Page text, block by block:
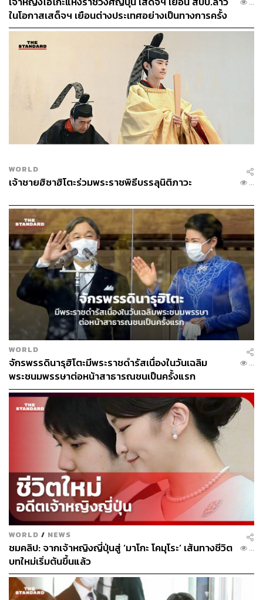
จากการตัดสินพระทัยที่จะเข้าพิธีเสกสมรสของเจ้าหญิงมา
โกะและหนุ่มสามัญชนต่างทำให้ชาวญี่ปุ่นส่วนใหญ่จับจ้อง
และตั้งคำถามกับอนาคตราชวงศ์ของประเทศตนเอง โดย
หลายภาคส่วนแสดงความกังวล เนื่องจากดูเหมือนว่า จำนวน
สมาชิกราชวงศ์ญี่ปุ่นจะลดจำนวนลง
เจ้าหญิงมาโกะจะเป็นสมาชิกราชวงศ์ญี่ปุ่นพระองค์ที่ 8 ที่
ยอมสละฐานันดรของตนเพื่อคนที่พระองค์รักนับตั้งแต่ช่วง
สงครามโลกครั้งที่ 2 เป็นต้นมา ซึ่งก่อนหน้านี้เจ้าหญิงซายา
โกะ พระราชธิดาองค์เล็กของพระจักรพรรดิอากิฮิโตะ
(ปัจจุบันคือ ซายาโกะ คุโรดะ มีศักดิ์เป็นอาของเจ้าหญิงมา
โกะ) ก็เคยยอมสละฐานันดรศักดิ์ของตนเอง เพื่อที่จะเเต่งงา
นกับนายโยชิกิ คุโรดะ หนุ่มสามัญชน สิ่งที่เกิดขึ้นส่งผลกระ
ทบต่อระบบพระจักรพรรดิในดินแดนอาทิตย์อุทัยแห่งนี้อย่าง
แน่นอน และในปัจจุบันราชวงศ์ญี่ปุ่นมีรัชทายาทเพียง 4
พระองค์เท่านั้น และผู้มีสิทธิที่จะขึ้นครองราชย์ได้นั้นจะต้อง
เป็นเพศชายเท่านั้น
ในโอกาสเสด็จฯ เยือนต่างประเทศอย่างเป็นทางการครั้ง
แรก
WORLD
เจ้าชายฮิซาฮิโตะร่วมพระราชพิธีบรรลุนิติภาวะ ...
WORLD
จักรพรรดินารุฮิโตะมีพระราชดำรัสเนื่องในวันเฉลิม
พระชนมพรรษาต่อหน้าสาธารณชนเป็นครั้งแรก
...
WORLD / NEWS
ชมคลิป: จากเจ้าหญิงญี่ปุ่นสู่ ‘มาโกะ โคมุโระ’ เส้นทางชีวิต
บทใหม่เริ่มต้นขึ้นแล้ว
...